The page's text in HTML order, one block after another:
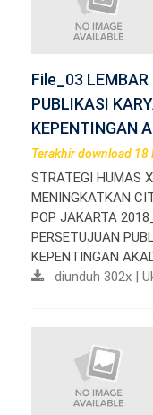
File_03 LEMBAR
PUBLIKASI
KEPENTINGAN
Terakhir download
STRATEGI HUMAS
MENINGKATKAN
POP JAKARTA
PERSETUJUAN
KEPENTINGAN
diunduh 302x |